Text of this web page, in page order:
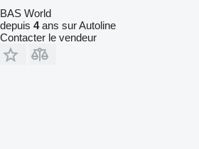
BAS World
depuis 4ans sur Autoline
Contacter le vendeur